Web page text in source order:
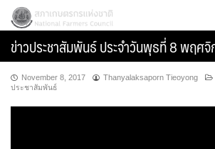
Skip
content
สภาเกษตรกรแห่งชาติ
ข่าวประชาสัมพันธ์ ประจำวันพุธที่ 8 พฤศ
November 8, 2017 Thanyalaksaporn Tieoyong
ประชาสัมพันธ์